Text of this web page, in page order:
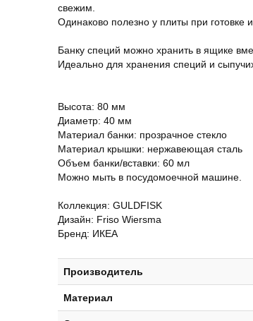
свежим.
Одинаково полезно у плиты при готовке
Банку специй можно хранить в ящике
Идеально для хранения специй и
Высота: 80 мм
Диаметр: 40 мм
Материал банки: прозрачное стекло
Материал крышки: нержавеющая сталь
Объем банки/вставки: 60 мл
Можно мыть в посудомоечной машине.
Коллекция: GULDFISK
Дизайн: Friso Wiersma
Бренд: ИКЕА
Производитель
Материал